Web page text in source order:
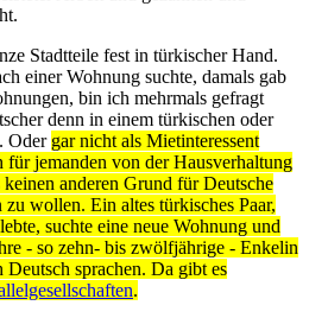
Stadtteile fest in türkischer Hand.
einer Wohnung suchte, damals gab
bin ich mehrmals gefragt
denn in einem türkischen oder
Oder gar nicht als Mietinteressent
für jemanden von der Hausverhaltung
anderen Grund für Deutsche
zu wollen. Ein altes türkisches Paar,
suchte eine neue Wohnung und
- so zehn- bis zwölfjährige - Enkelin
sprachen. Da gibt es
.